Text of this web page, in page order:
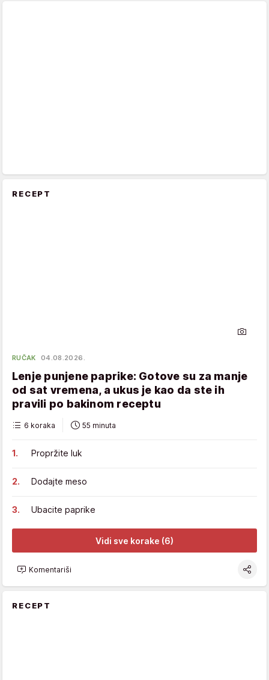
RECEPT
RUČAK 04.08.2026.
Lenje punjene paprike: Gotove su za manje
od sat vremena, a ukus je kao da ste ih
pravili po bakinom receptu
6 koraka 55 minuta
Propržite luk
Dodajte meso
Ubacite paprike
Vidi sve korake (6)
Komentariši
RECEPT